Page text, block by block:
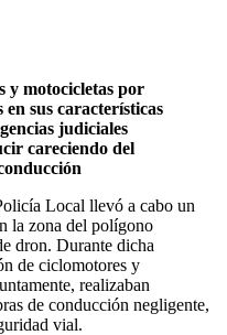
y motocicletas por
sus características
judiciales
careciendo del
Local llevó a cabo un
la zona del polígono
dron. Durante dicha
de ciclomotores y
realizaban
de conducción negligente,
vial.